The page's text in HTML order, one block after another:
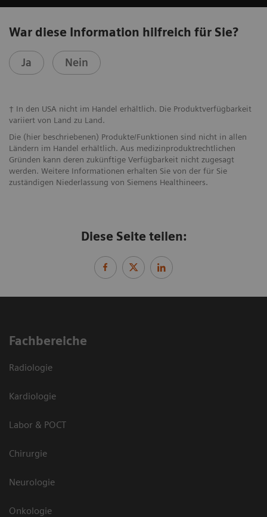
War diese Information hilfreich für Sie?
Ja Nein
† In den USA nicht im Handel erhältlich. Die Produktverfügbarkeit
variiert von Land zu Land.
Die (hier beschriebenen) Produkte/Funktionen sind nicht in allen
Ländern im Handel erhältlich. Aus medizinproduktrechtlichen
Gründen kann deren zukünftige Verfügbarkeit nicht zugesagt
werden. Weitere Informationen erhalten Sie von der für Sie
zuständigen Niederlassung von Siemens Healthineers.
Diese Seite teilen:
Fachbereiche
Radiologie
Kardiologie
Labor & POCT
Chirurgie
Neurologie
Onkologie